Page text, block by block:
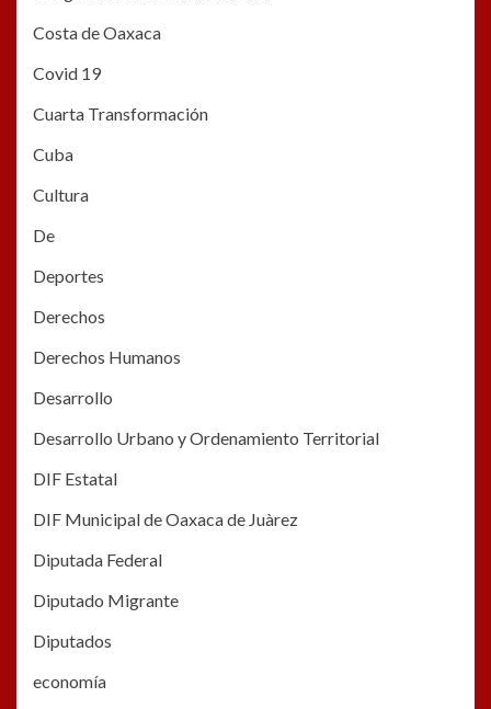
Costa de Oaxaca
Covid 19
Cuarta Transformación
Cuba
Cultura
De
Deportes
Derechos
Derechos Humanos
Desarrollo
Desarrollo Urbano y Ordenamiento Territorial
DIF Estatal
DIF Municipal de Oaxaca de Juàrez
Diputada Federal
Diputado Migrante
Diputados
economía